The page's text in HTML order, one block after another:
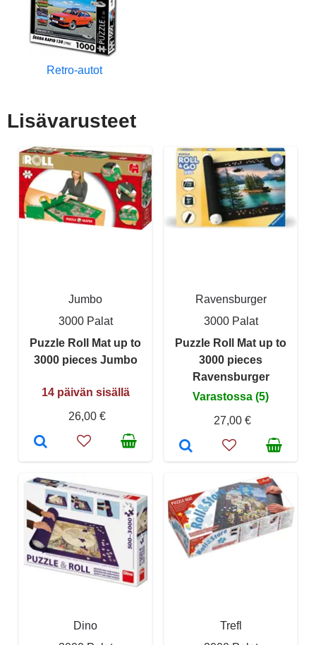
Retro-autot
Lisävarusteet
Jumbo
3000 Palat
Puzzle Roll Mat up to
3000 pieces Jumbo
14 päivän sisällä
26,00 €
Ravensburger
3000 Palat
Puzzle Roll Mat up to
3000 pieces
Ravensburger
Varastossa (5)
27,00 €
Dino
Trefl